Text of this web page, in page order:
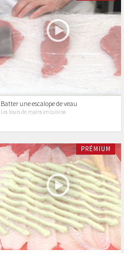
Batter une escalope de veau
Les tours de mains en cuisine
PRÉMIUM